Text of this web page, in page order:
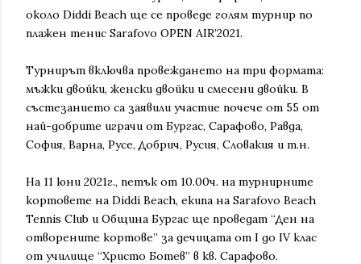
около Diddi Beach ще се проведе голям турнир по
плажен тенис Sarafovo OPEN AIR’2021.
Турнирът включва провеждането на три формата:
мъжки двойки, женски двойки и смесени двойки. В
състезанието са заявили участие почече от 55 от
най-добрите играчи от Бургас, Сарафово, Равда,
София, Варна, Русе, Добрич, Русия, Словакия и т.н.
На 11 юни 2021г., петък от 10.00ч. на турнирните
кортовете на Diddi Beach, екипа на Sarafovo Beach
Tennis Club и Община Бургас ще проведат “Ден на
отворените кортове” за дечицата от I до IV клас
от училище “Христо Ботев” в кв. Сарафово.